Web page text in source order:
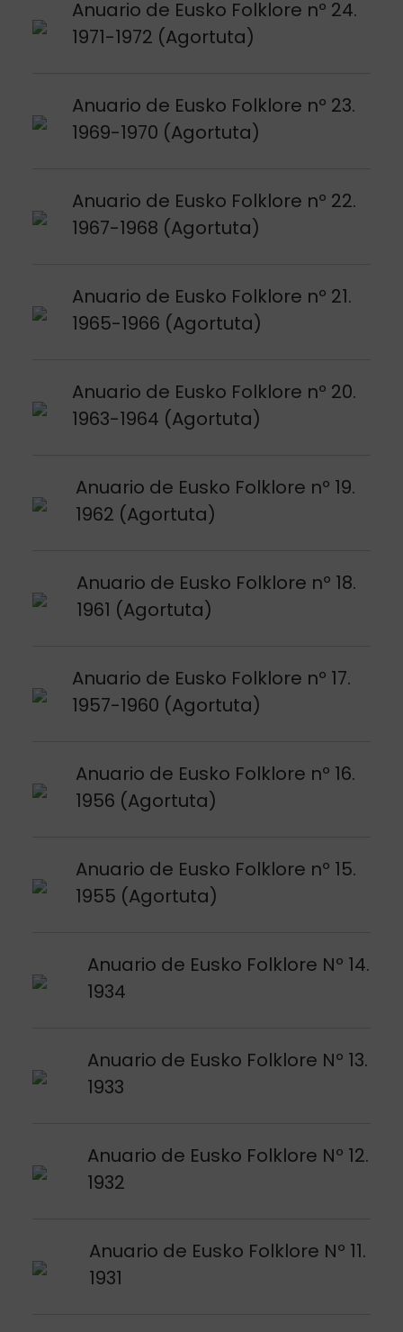
Anuario de Eusko Folklore nº 24.
1971-1972 (Agortuta)
Argitalpena ikusi
Anuario de Eusko Folklore nº 23.
1969-1970 (Agortuta)
Argitalpena ikusi
Anuario de Eusko Folklore nº 22.
1967-1968 (Agortuta)
Argitalpena ikusi
Anuario de Eusko Folklore nº 21.
1965-1966 (Agortuta)
Argitalpena ikusi
Anuario de Eusko Folklore nº 20.
1963-1964 (Agortuta)
Argitalpena ikusi
Anuario de Eusko Folklore nº 19.
1962 (Agortuta)
Argitalpena ikusi
Anuario de Eusko Folklore nº 18.
1961 (Agortuta)
Argitalpena ikusi
Anuario de Eusko Folklore nº 17.
1957-1960 (Agortuta)
Argitalpena ikusi
Anuario de Eusko Folklore nº 16.
1956 (Agortuta)
Argitalpena ikusi
Anuario de Eusko Folklore nº 15.
1955 (Agortuta)
Argitalpena ikusi
Anuario de Eusko Folklore Nº 14.
1934
Argitalpena ikusi
Anuario de Eusko Folklore Nº 13.
1933
Argitalpena ikusi
Anuario de Eusko Folklore Nº 12.
1932
Argitalpena ikusi
Anuario de Eusko Folklore Nº 11.
1931
Argitalpena ikusi